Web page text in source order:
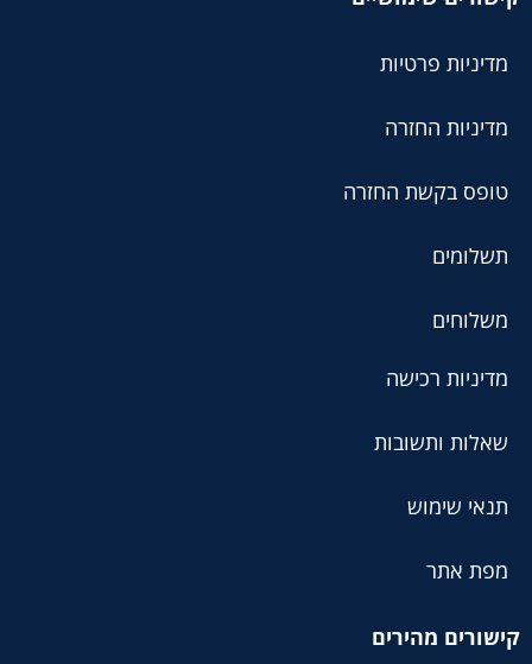
מדיניות פרטיות
מדיניות החזרה
טופס בקשת החזרה
תשלומים
משלוחים
מדיניות רכישה
שאלות ותשובות
תנאי שימוש
מפת אתר
קישורים מהירים